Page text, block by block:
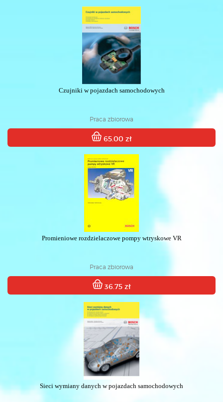
Czujniki w pojazdach samochodowych
Praca zbiorowa
65.00 zł
Promieniowe rozdzielaczowe pompy wtryskowe VR
Praca zbiorowa
36.75 zł
Sieci wymiany danych w pojazdach samochodowych